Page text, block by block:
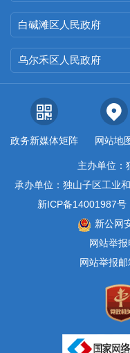
白碱滩区人民政府
乌尔禾区人民政府
政务新媒体矩阵 网站地
主办单位：
承办单位：独山子区工业
新ICP备14001987号
新公网
网站举
网站举报